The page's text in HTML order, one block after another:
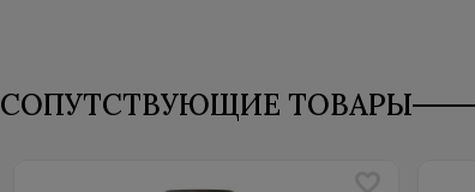
СОПУТСТВУЮЩИЕ ТОВАРЫ